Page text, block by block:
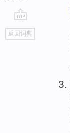
go
top
返回词典